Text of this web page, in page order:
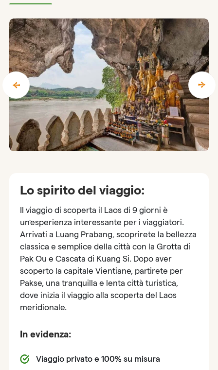
Lo spirito del viaggio:
Il viaggio di scoperta il Laos di 9 giorni è
un’esperienza interessante per i viaggiatori.
Arrivati a Luang Prabang, scoprirete la bellezza
classica e semplice della città con la Grotta di
Pak Ou e Cascata di Kuang Si. Dopo aver
scoperto la capitale Vientiane, partirete per
Pakse, una tranquilla e lenta città turistica,
dove inizia il viaggio alla scoperta del Laos
meridionale.
In evidenza:
Viaggio privato e 100% su misura